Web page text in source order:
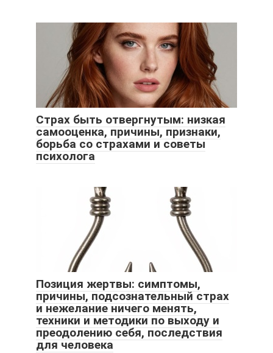
Страх быть отвергнутым: низкая
самооценка, причины, признаки,
борьба со страхами и советы
психолога
Позиция жертвы: симптомы,
причины, подсознательный страх
и нежелание ничего менять,
техники и методики по выходу и
преодолению себя, последствия
для человека